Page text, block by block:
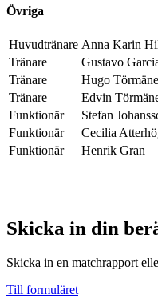
Övriga
Huvudtränare Anna Karin
Tränare
Gustavo
Tränare
Hugo
Tränare
Edvin
Funktionär
Stefan
Funktionär
Cecilia
Funktionär
Henrik Gran
Skicka in din
Skicka in en matchrapport
Till formuläret